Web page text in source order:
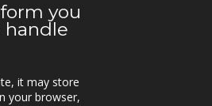
på Åland
you
handle
it may store
your browser,